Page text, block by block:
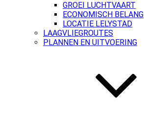
GROEI LUCHTVAART
ECONOMISCH BELANG
LOCATIE LELYSTAD
LAAGVLIEGROUTES
PLANNEN EN UITVOERING